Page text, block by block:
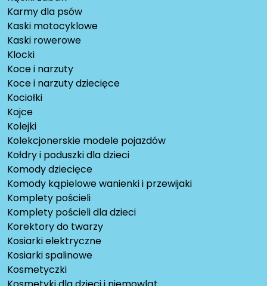
Karmy dla psów
Kaski motocyklowe
Kaski rowerowe
Klocki
Koce i narzuty
Koce i narzuty dziecięce
Kociołki
Kojce
Kolejki
Kolekcjonerskie modele pojazdów
Kołdry i poduszki dla dzieci
Komody dziecięce
Komody kąpielowe wanienki i przewijaki
Komplety pościeli
Komplety pościeli dla dzieci
Korektory do twarzy
Kosiarki elektryczne
Kosiarki spalinowe
Kosmetyczki